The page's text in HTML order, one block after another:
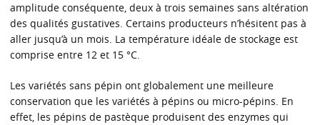
amplitude conséquente, deux à trois semaines sans altération
des qualités gustatives. Certains producteurs n’hésitent pas à
aller jusqu’à un mois. La température idéale de stockage est
comprise entre 12 et 15 °C.
Les variétés sans pépin ont globalement une meilleure
conservation que les variétés à pépins ou micro-pépins. En
effet, les pépins de pastèque produisent des enzymes qui